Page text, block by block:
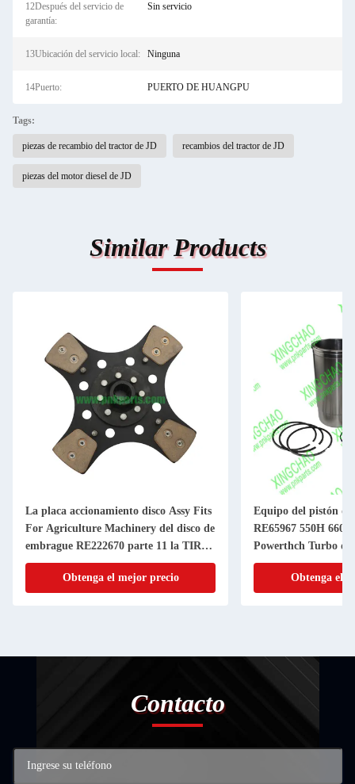
12Después del servicio de
garantía:
Sin servicio
13Ubicación del servicio local: Ninguna
14Puerto: PUERTO DE HUANGPU
Tags:
piezas de recambio del tractor de JD recambios del tractor de JD
piezas del motor diesel de JD
Similar Products
La placa accionamiento disco Assy Fits
For Agriculture Machinery del disco de
embrague RE222670 parte 11 la TIRA
de la pulgada 20
Obtenga el mejor precio
Equipo del pistón
RE65967 550H 6603
Powerthch Turbo
del cilindro del
Obtenga el
Contacto